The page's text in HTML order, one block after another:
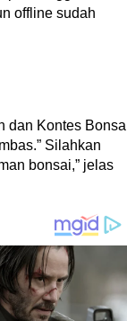
offline sudah
dan Kontes
Silahkan
bonsai,” jelas